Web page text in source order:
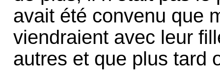
avait été convenu que
viendraient avec leur
autres et que plus tard